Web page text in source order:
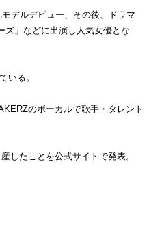
デルデビュー、その後、ドラマ
ズ」などに出演し人気女優とな
いる。
のボーカルで歌手・タレント
したことを公式サイトで発表。